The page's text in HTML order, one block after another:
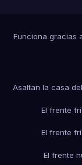
Funciona gracias
Asaltan la casa
El frente
El frente
El frente